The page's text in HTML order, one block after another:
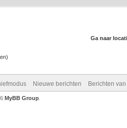
Ga naar
Nieuwe berichten Berichten
MyBB Group